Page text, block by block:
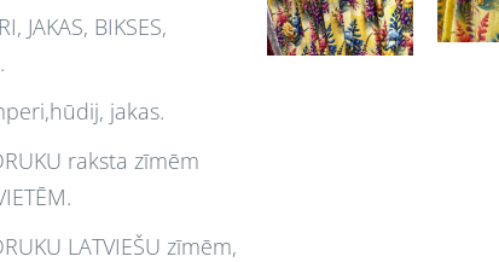
JAKAS, BIKSES,
jakas.
raksta zīmēm
LATVIEŠU zīmēm,